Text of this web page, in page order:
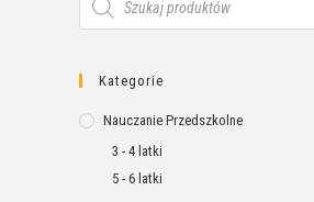
Kategorie
Nauczanie Przedszkolne
3 - 4 latki
5 - 6 latki